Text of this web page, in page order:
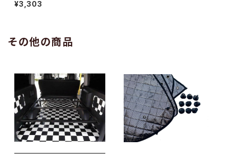
H24.01～ （国内トップメーカ
¥3,303
その他の商品